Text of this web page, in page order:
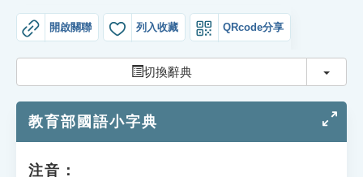
教學應用
開啟關聯 列入收藏 QRcode分享
切換辭典 切換
教育部國語小字典
注音：